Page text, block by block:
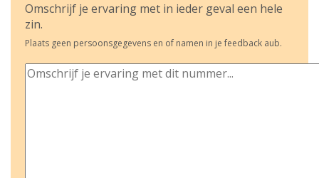
Omschrijf je ervaring met in ieder geval een hele
zin.
Plaats geen persoonsgegevens en of namen in je feedback aub.